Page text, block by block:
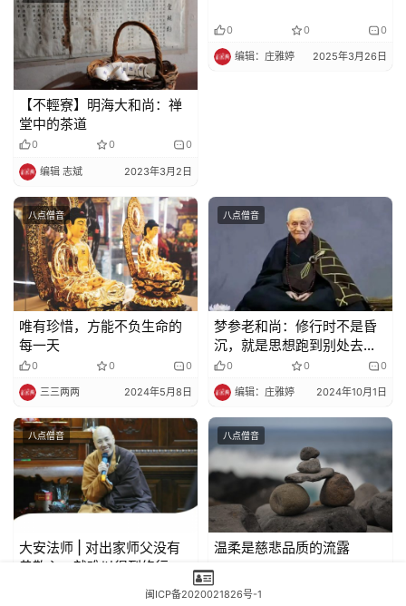
【不輕寮】明海大和尚：禅
堂中的茶道
0 0 0
编辑 志斌 2023年3月2日
0 0 0
编辑：庄雅婷 2025年3月26日
八点僧音
唯有珍惜，方能不负生命的
每一天
0 0 0
三三两两 2024年5月8日
八点僧音
梦参老和尚：修行时不是昏
沉，就是思想跑到别处去
了，怎么对……
0 0 0
编辑：庄雅婷 2024年10月1日
八点僧音
大安法师 | 对出家师父没有
恭敬心，就难以得到修行佛
八点僧音
温柔是慈悲品质的流露
闽ICP备2020021826号-1